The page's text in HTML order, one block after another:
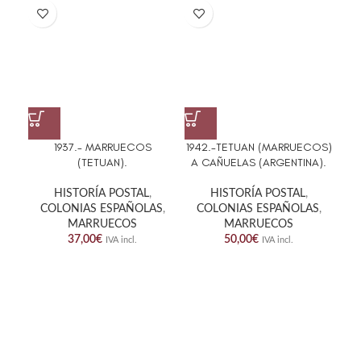
1937.- MARRUECOS
(TETUAN).
HISTORÍA POSTAL,
COLONIAS ESPAÑOLAS,
MARRUECOS
37,00€ IVA incl.
1942.-TETUAN (MARRUECOS)
A CAÑUELAS (ARGENTINA).
HISTORÍA POSTAL,
COLONIAS ESPAÑOLAS,
MARRUECOS
50,00€ IVA incl.